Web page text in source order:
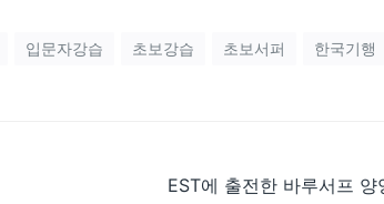
입문자강습 초보강습 초보서퍼 한국기행
EST에 출전한 바루서프 양